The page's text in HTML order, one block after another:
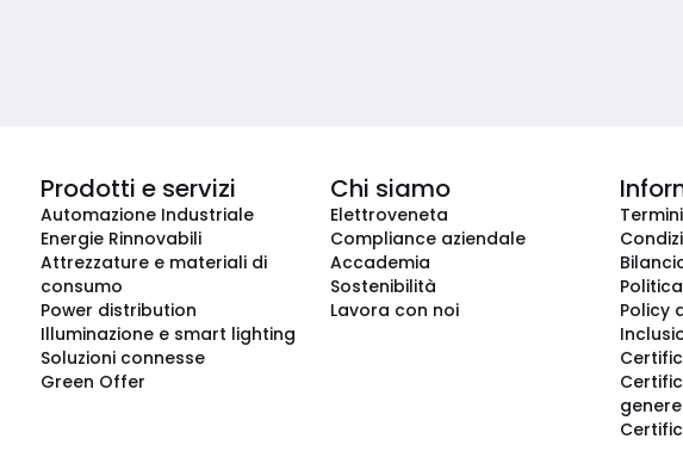
Prodotti e servizi
Automazione Industriale
Energie Rinnovabili
Attrezzature e materiali di
consumo
Power distribution
Illuminazione e smart lighting
Soluzioni connesse
Green Offer
Chi siamo
Elettroveneta
Compliance aziendale
Accademia
Sostenibilità
Lavora con noi
Policy
genere